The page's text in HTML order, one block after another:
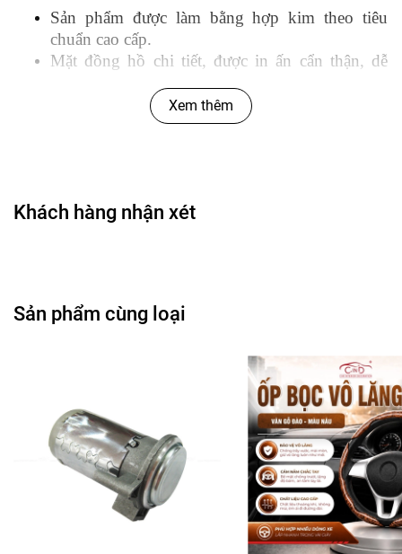
Sản phẩm được làm bằng hợp kim theo tiêu
chuẩn cao cấp.
Mặt đồng hồ chi tiết, được in ấn cẩn thận, dễ
Khả năng đo cả đơn vị kg/cm2 lẫn đơn vị PSI.
Đo được tối đa 150psi.
Hướng dẫn sử dụng: Lắp vào các vị trí cần sử
Xem thêm
Khách hàng nhận xét
Sản phẩm cùng loại